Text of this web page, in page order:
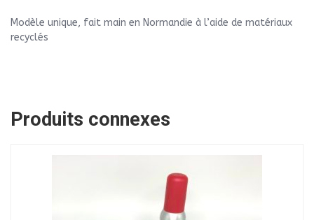
Modèle unique, fait main en Normandie à l’aide de matériaux
recyclés
Produits connexes